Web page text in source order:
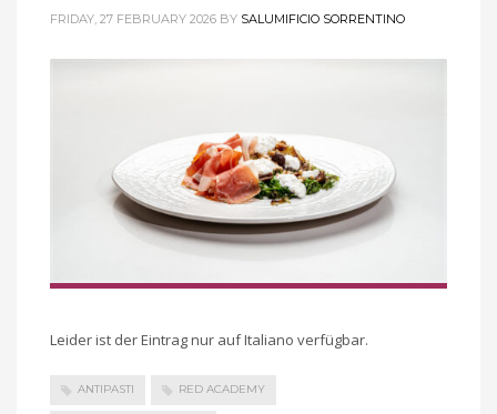
FRIDAY, 27 FEBRUARY 2026 BY SALUMIFICIO SORRENTINO
Leider ist der Eintrag nur auf Italiano verfügbar.
ANTIPASTI RED ACADEMY